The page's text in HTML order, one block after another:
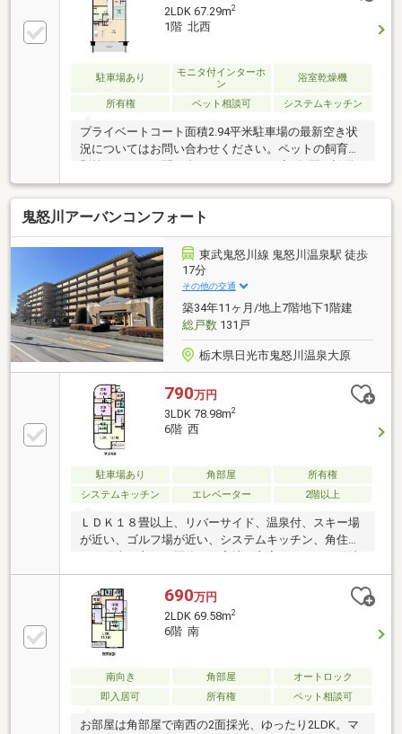
2LDK 67.29m2
1階 北西
駐車場あり
モニタ付インターホ
ン
浴室乾燥機
所有権 ペット相談可 システムキッチン
プライベートコート面積2.94平米駐車場の最新空き状
況についてはお問い合わせください。ペットの飼育細
保証つき◆弊社から直接ご購入いただいたお客様に
は、指定設備の故障時に修理費用を軽減する「あんし
ん保証」サービスをご用意しております。※保証内容
の制限・保証限度額の設定あり◆設備トラブルの問い
合わせを24時間受付対応◆成約されたお客様には、突
発的な設備トラブルに対応する「駆けつけ」サービス
を提供しております。24時間365日コールセンター対
応、30分以内の一次応急処置を無料で実施。※対象期
間・対象者・対象設備等の諸条件あり
鬼怒川アーバンコンフォート
東武鬼怒川線 鬼怒川温泉駅 徒歩
17分
その他の交通
築34年11ヶ月/地上7階地下1階建
総戸数131戸
栃木県日光市鬼怒川温泉大原
790万円
3LDK 78.98m2
6階 西
駐車場あり 角部屋
所有権
システムキッチン
エレベーター 2階以上
ＬＤＫ１８畳以上、リバーサイド、温泉付、スキー場
が近い、ゴルフ場が近い、システムキッチン、角住
面化粧台、２４時間ゴミ出し可、２面以上バルコニ
ー、温水洗浄便座、緑豊かな住宅地、前面棟無、眺望
良好、全居室６畳以上、エレベーター、駐輪場、バイ
ク置場
690万円
2LDK 69.58m2
6階 南
南向き 角部屋
オートロック
即入居可
所有権 ペット相談可
お部屋は角部屋で南西の2面採光、ゆったり2LDK。マ